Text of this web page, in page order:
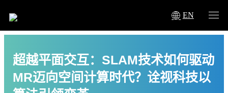
EN
超越平面交互：SLAM技术如何驱动
MR迈向空间计算时代？诠视科技以